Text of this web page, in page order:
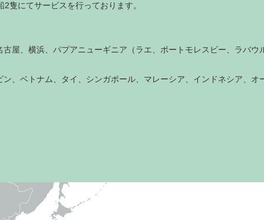
隻にてサービスを行っております。
屋、横浜、パプアニューギニア（ラエ、ポートモレスビー、ラバウ
、ベトナム、タイ、シンガポール、マレーシア、インドネシア、オ